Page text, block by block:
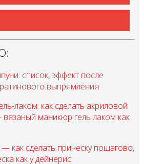
список, эффект после
выпрямления
лаком: как сделать акриловой
маникюр гель лаком как
как сделать прическу пошагово,
как у дейнерис